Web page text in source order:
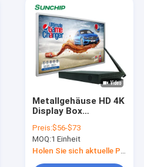
Metallgehäuse HD 4K
Display Box
Optionale CPU
Network Media Player
Box
Preis:$56-$73
MOQ:1 Einheit